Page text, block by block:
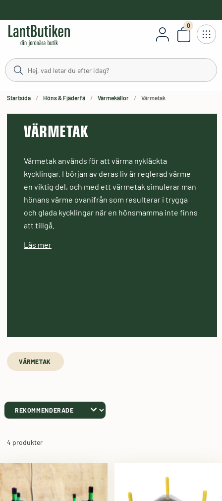
0
Antal
Startsida Höns & Fjäderfä Värmekällor Värmetak
VÄRMETAK
Värmetak används för att värma nykläckta
kycklingar. I början av deras liv är reglerad värme
en viktig del, och med ett värmetak simulerar man
hönans värme ovanifrån som resulterar i trygga
och glada kycklingar när en hönsmamma inte finns
att tillgå.
Läs mer
VÄRMETAK
4 produkter